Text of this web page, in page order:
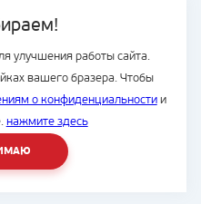
улучшения работы сайта.
вашего бразера. Чтобы
о конфиденциальностии
нажмите здесь